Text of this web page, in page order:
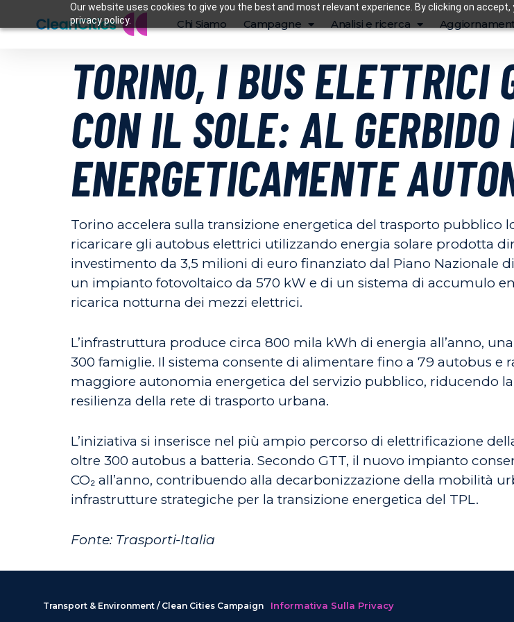
Our website uses cookies to give you the best and most relevant experience. By clicking on
privacy policy.
Chi Siamo Campagne Analisi e ricerca
TORINO, I BUS ELETTRICI
CON IL SOLE: AL
ENERGETICAMENTE
Torino accelera sulla transizione energetica del trasporto pubblico
ricaricare gli autobus elettrici utilizzando energia solare prodotta
investimento da 3,5 milioni di euro finanziato dal Piano Nazionale
un impianto fotovoltaico da 570 kW e di un sistema di accumulo
ricarica notturna dei mezzi elettrici.
L’infrastruttura produce circa 800 mila kWh di energia all’anno,
300 famiglie. Il sistema consente di alimentare fino a 79 autobus e
maggiore autonomia energetica del servizio pubblico, riducendo
resilienza della rete di trasporto urbana.
L’iniziativa si inserisce nel più ampio percorso di elettrificazione
oltre 300 autobus a batteria. Secondo GTT, il nuovo impianto
CO₂ all’anno, contribuendo alla decarbonizzazione della mobilità
infrastrutture strategiche per la transizione energetica del TPL.
Fonte: Trasporti-Italia
Transport & Environment / Clean Cities Campaign Informativa Sulla Privacy